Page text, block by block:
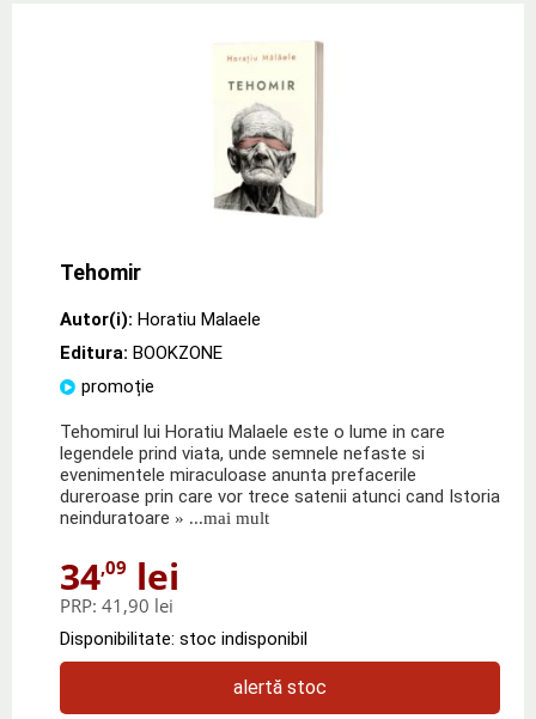
Tehomir
Autor(i): Horatiu Malaele
Editura: BOOKZONE
promoție
Tehomirul lui Horatiu Malaele este o lume in care
legendele prind viata, unde semnele nefaste si
evenimentele miraculoase anunta prefacerile
dureroase prin care vor trece satenii atunci cand Istoria
neinduratoare » ...mai mult
34,09 lei
PRP: 41,90 lei
Disponibilitate: stoc indisponibil
alertă stoc